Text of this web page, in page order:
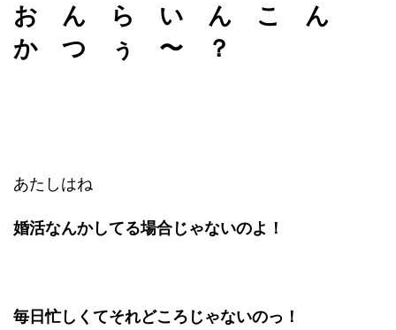
お ん ら い ん こ ん
か つ ぅ 〜 ？
あたしはね
婚活なんかしてる場合じゃないのよ！
毎日忙しくてそれどころじゃないのっ！